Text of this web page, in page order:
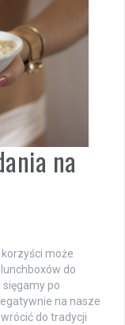
na
korzyści może
do
sięgamy po
na nasze
do tradycji